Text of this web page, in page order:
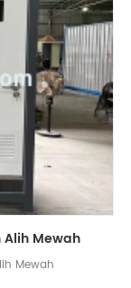
Mewah
Mewah